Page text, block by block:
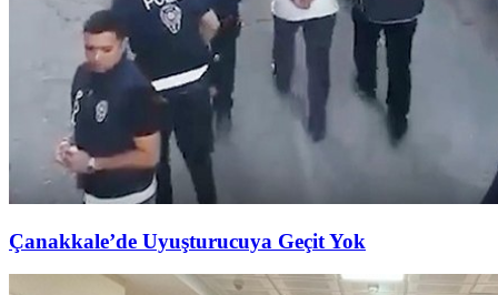
Çanakkale’de Uyuşturucuya Geçit Yok